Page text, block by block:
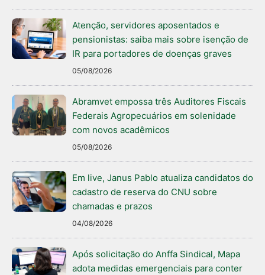
Atenção, servidores aposentados e
pensionistas: saiba mais sobre isenção de
IR para portadores de doenças graves
05/08/2026
Abramvet empossa três Auditores Fiscais
Federais Agropecuários em solenidade
com novos acadêmicos
05/08/2026
Em live, Janus Pablo atualiza candidatos do
cadastro de reserva do CNU sobre
chamadas e prazos
04/08/2026
Após solicitação do Anffa Sindical, Mapa
adota medidas emergenciais para conter